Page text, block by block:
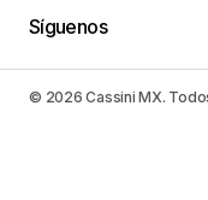
Síguenos
© 2026 Cassini MX.